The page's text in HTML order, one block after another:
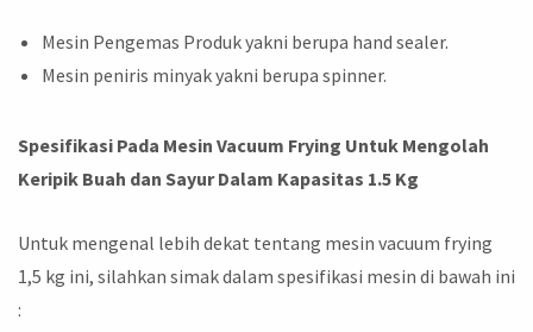
Mesin Pengemas Produk yakni berupa hand sealer.
Mesin peniris minyak yakni berupa spinner.
Spesifikasi Pada Mesin Vacuum Frying Untuk Mengolah
Keripik Buah dan Sayur Dalam Kapasitas 1.5 Kg
Untuk mengenal lebih dekat tentang mesin vacuum frying
1,5 kg ini, silahkan simak dalam spesifikasi mesin di bawah ini
: